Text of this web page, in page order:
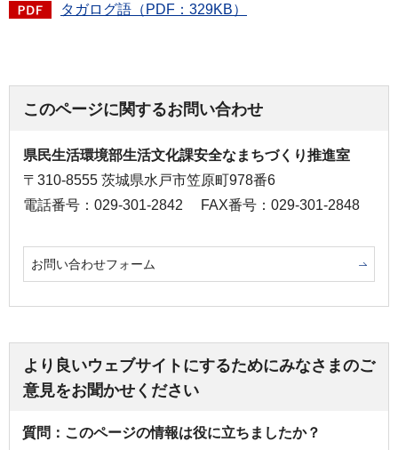
タガログ語（PDF：329KB）
このページに関するお問い合わせ
県民生活環境部生活文化課安全なまちづくり推進室
〒310-8555 茨城県水戸市笠原町978番6
電話番号：029-301-2842
FAX番号：029-301-2848
お問い合わせフォーム
より良いウェブサイトにするためにみなさまのご
意見をお聞かせください
質問：このページの情報は役に立ちましたか？